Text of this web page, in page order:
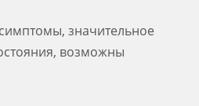
значительное
возможны